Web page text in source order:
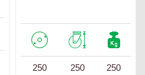
250 250 250